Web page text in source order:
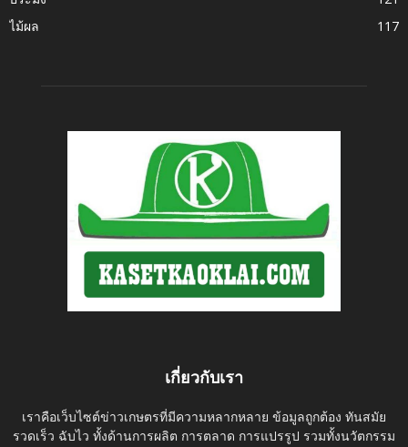
ไม้ผล
117
เกี่ยวกับเรา
เราคือเว็บไซต์ข่าวเกษตรที่มีความหลากหลาย ข้อมูลถูกต้อง ทันสมัย
รวดเร็ว ฉับไว ทั้งด้านการผลิต การตลาด การแปรรูป รวมทั้งนวัตกรรม